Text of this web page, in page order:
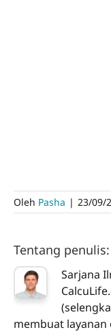
Oleh Pasha | 23/09/
Tentang penulis:
Sarjana
membuat